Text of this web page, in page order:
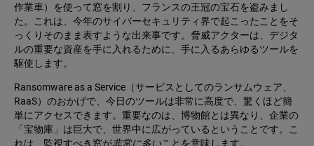
作業車）を使って窓を割り、フランスの王冠の宝石を盗みまし
た。これは、今年のサイバーセキュリティ界で起こったことをそ
っくりそのまま表すような出来事です。脅威アクターは、デジタ
ルの重要な資産を手に入れるために、手に入るあらゆるツールを
駆使します。
Ransomware as a Service（サービスとしてのランサムウェア、
RaaS）のおかげで、今日のツールは非常に高度で、驚くほど簡
単にアクセスできます。重要なのは、博物館とは異なり、企業の
「宝物庫」は巨大で、世界中に広がっているということです。こ
れは、監視すべき窓が非常に多いことを意味します。